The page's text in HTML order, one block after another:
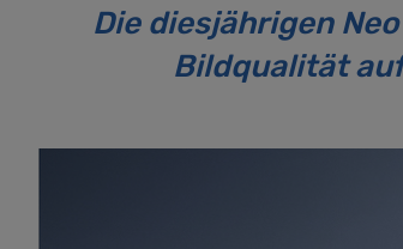
Die diesjährigen
Bildqualität